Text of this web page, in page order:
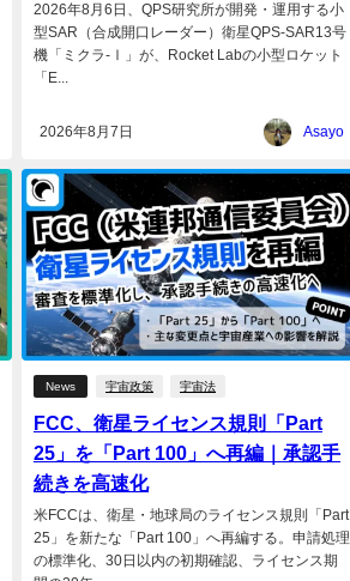
2026年8月6日、QPS研究所が開発・運用する小
型SAR（合成開口レーダー）衛星QPS-SAR13号
機「ミクラ-Ⅰ」が、Rocket Labの小型ロケット
「E...
2026年8月7日 Asayo
News 宇宙政策 宇宙法
FCC、衛星ライセンス規則「Part
25」を「Part 100」へ再編｜承認手
続きを高速化
米FCCは、衛星・地球局のライセンス規則「Part
25」を新たな「Part 100」へ再編する。申請処理
の標準化、30日以内の初期確認、ライセンス期